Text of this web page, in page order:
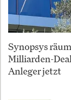
Synopsys
Milliarden-
Anleger jetzt